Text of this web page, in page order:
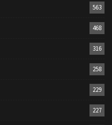
563
468
316
258
229
227